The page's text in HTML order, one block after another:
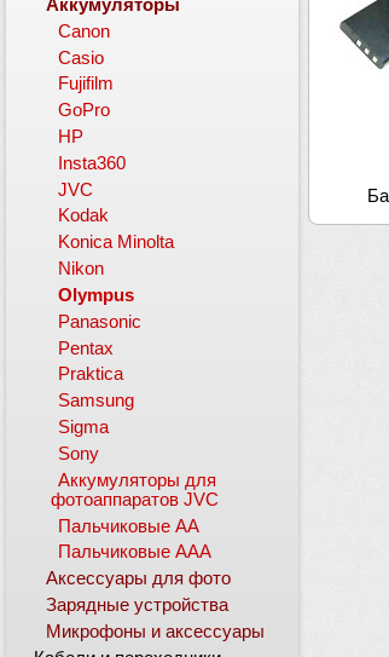
Аккумуляторы
Canon
Casio
Fujifilm
GoPro
HP
Insta360
JVC
Kodak
Konica Minolta
Nikon
Olympus
Panasonic
Pentax
Praktica
Samsung
Sigma
Sony
Аккумуляторы для
фотоаппаратов JVC
Пальчиковые АА
Пальчиковые ААА
Аксессуары для фото
Зарядные устройства
Микрофоны и аксессуары